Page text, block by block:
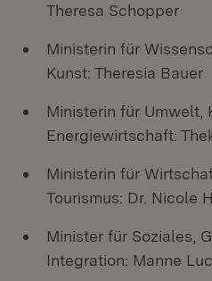
Theresa Schopper
Ministerin für
Kunst: Theresia Bauer
Ministerin für Umwelt,
Energiewirtschaft:
Ministerin für
Tourismus: Dr. Nicole
Minister für Soziales,
Integration: Manne